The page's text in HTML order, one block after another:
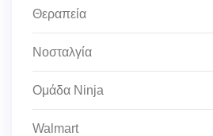
Θεραπεία
Νοσταλγία
Ομάδα Ninja
Walmart